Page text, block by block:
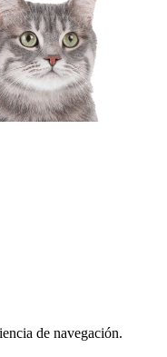
de navegación.